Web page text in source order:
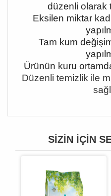
düzenli olarak
Eksilen miktar
Tam kum
Ürünün kuru
Düzenli temizlik ile
SIZIN İÇIN